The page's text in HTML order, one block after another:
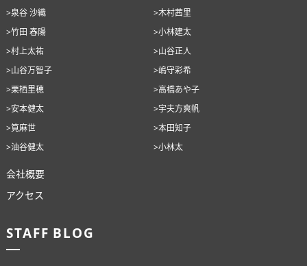
>泉谷 沙織
>木村茜里
>竹田 春陽
>小林建太
>村上太祐
>山谷正人
>山谷万智子
>嶋守彩希
>栗栖里穂
>高橋あや子
>安本健太
>宇夫方爽帆
>筧麻世
>本田知子
>油谷健太
>小林太
会社概要
アクセス
STAFF BLOG